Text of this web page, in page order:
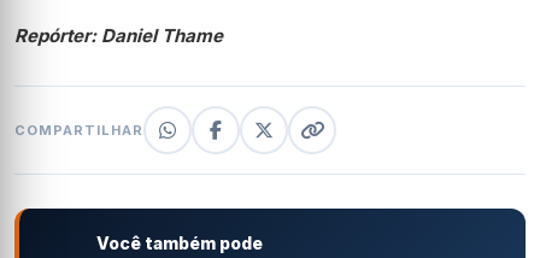
Repórter: Daniel Thame
COMPARTILHAR
Você também pode